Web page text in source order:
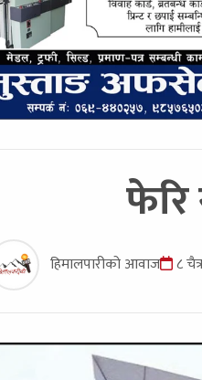
हिमालपारीको आवाज ८